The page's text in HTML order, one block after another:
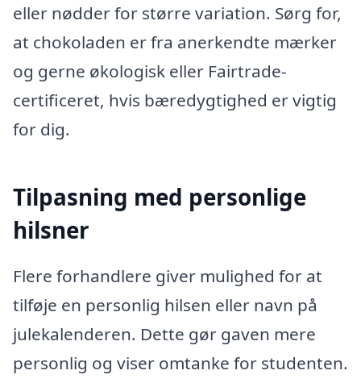
eller nødder for større variation. Sørg for,
at chokoladen er fra anerkendte mærker
og gerne økologisk eller Fairtrade-
certificeret, hvis bæredygtighed er vigtig
for dig.
Tilpasning med personlige
hilsner
Flere forhandlere giver mulighed for at
tilføje en personlig hilsen eller navn på
julekalenderen. Dette gør gaven mere
personlig og viser omtanke for studenten.